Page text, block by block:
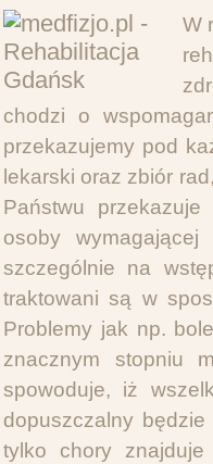
www.ministerstwogadzetow.com
W
chodzi o
przekazujemy pod
lekarski oraz zbiór
Państwu
osoby
szczególnie na
traktowani są w
Problemy jak np.
znacznym stopniu
spowoduje, iż
dopuszczalny
tylko chory